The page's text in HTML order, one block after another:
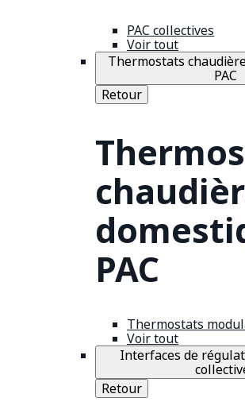
PAC collectives
Voir tout
Thermostats
PAC
Retour
PAC
Thermostats
Voir tout
Interfaces de
Retour